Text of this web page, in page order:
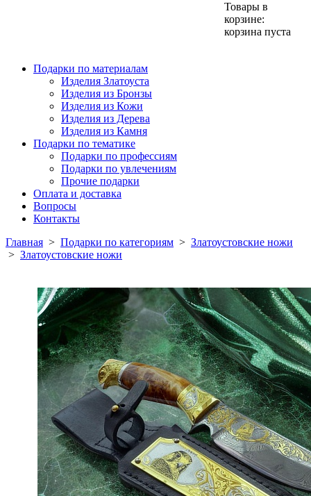
Товары в
корзине:
корзина пуста
Подарки по материалам
Изделия Златоуста
Изделия из Бронзы
Изделия из Кожи
Изделия из Дерева
Изделия из Камня
Подарки по тематике
Подарки по профессиям
Подарки по увлечениям
Прочие подарки
Оплата и доставка
Вопросы
Контакты
Главная > Подарки по категориям > Златоустовские ножи
> Златоустовские ножи